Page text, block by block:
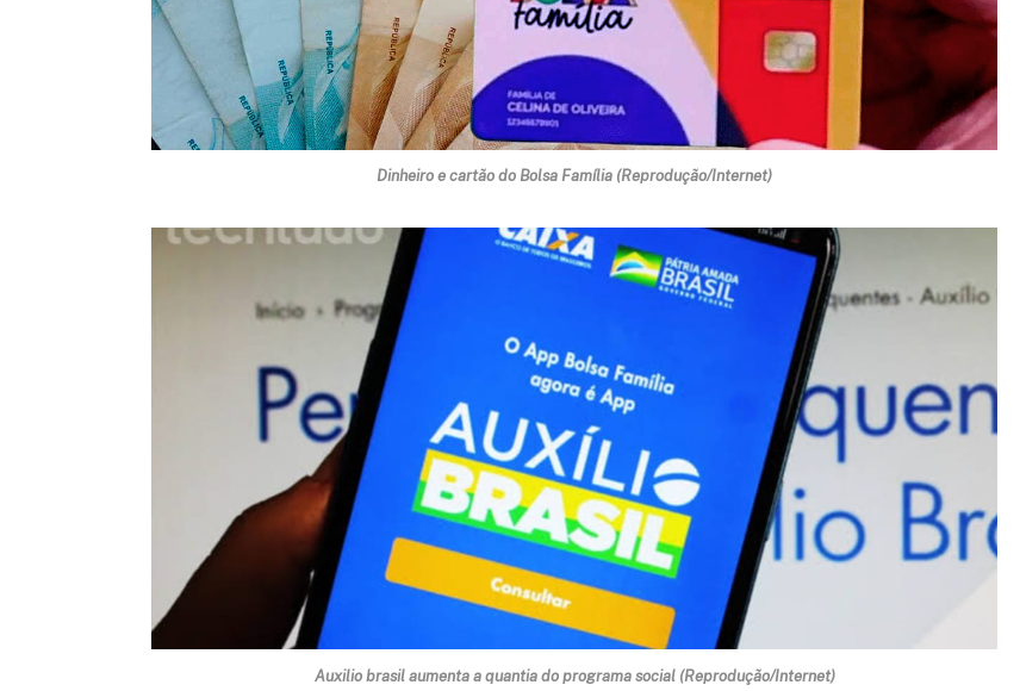
Dinheiro e cartão do Bolsa Família (Reprodução/Internet)
Auxilio brasil aumenta a quantia do programa social (Reprodução/Internet)